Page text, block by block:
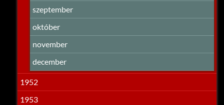
szeptember
október
november
december
1952
1953